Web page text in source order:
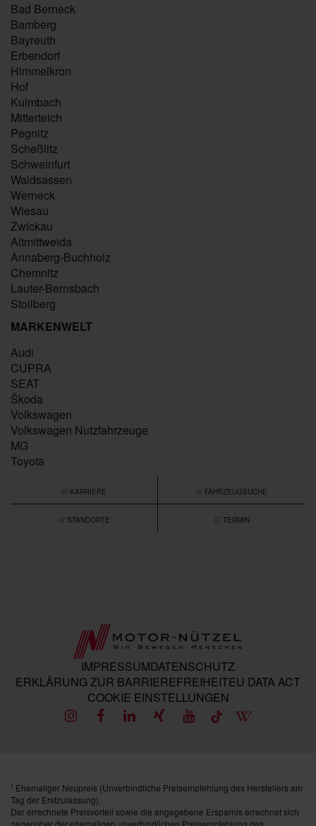
Bad Berneck
Bamberg
Bayreuth
Erbendorf
Himmelkron
Hof
Kulmbach
Mitterteich
Pegnitz
Scheßlitz
Schweinfurt
Waldsassen
Werneck
Wiesau
Zwickau
Altmittweida
Annaberg-Buchholz
Chemnitz
Lauter-Bernsbach
Stollberg
MARKENWELT
Audi
CUPRA
SEAT
Škoda
Volkswagen
Volkswagen Nutzfahrzeuge
MG
Toyota
/// KARRIERE /// FAHRZEUGSUCHE
/// STANDORTE /// TERMIN
IMPRESSUMDATENSCHUTZ
ERKLÄRUNG ZUR BARRIEREFREIHEITEU DATA ACT
COOKIE EINSTELLUNGEN
1 Ehemaliger Neupreis (Unverbindliche Preisempfehlung des Herstellers am
Tag der Erstzulassung).
Der errechnete Preisvorteil sowie die angegebene Ersparnis errechnet sich
gegenüber der ehemaligen unverbindlichen Preisempfehlung des